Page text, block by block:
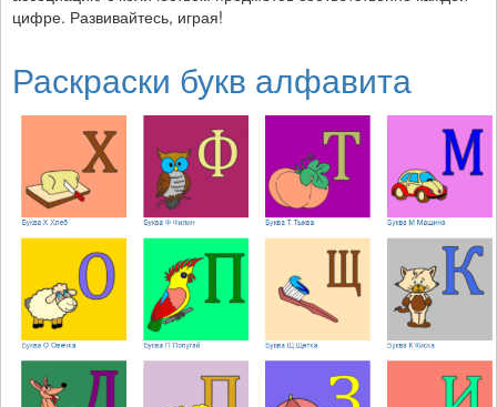
цифре. Развивайтесь, играя!
Раскраски букв алфавита